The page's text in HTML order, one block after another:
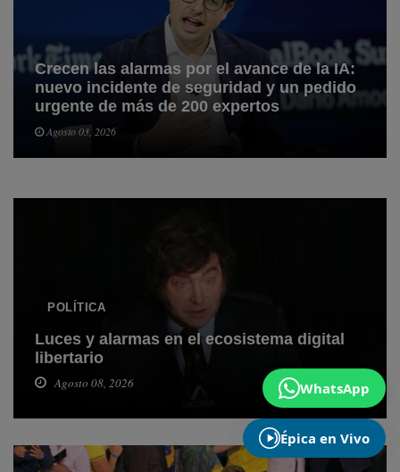
Épica en Vivo
WhatsApp
Crecen las alarmas por el avance de la IA:
nuevo incidente de seguridad y un pedido
urgente de más de 200 expertos
Agosto 03, 2026
POLÍTICA
Luces y alarmas en el ecosistema digital
libertario
Agosto 08, 2026